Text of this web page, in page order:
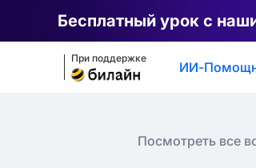
Бесплатный урок с
При поддержке
ИИ-
Посмотреть все